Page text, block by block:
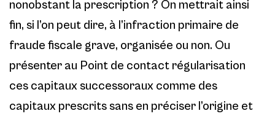
nonobstant la prescription ? On mettrait ainsi
fin, si l’on peut dire, à l’infraction primaire de
fraude fiscale grave, organisée ou non. Ou
présenter au Point de contact régularisation
ces capitaux successoraux comme des
capitaux prescrits sans en préciser l’origine et